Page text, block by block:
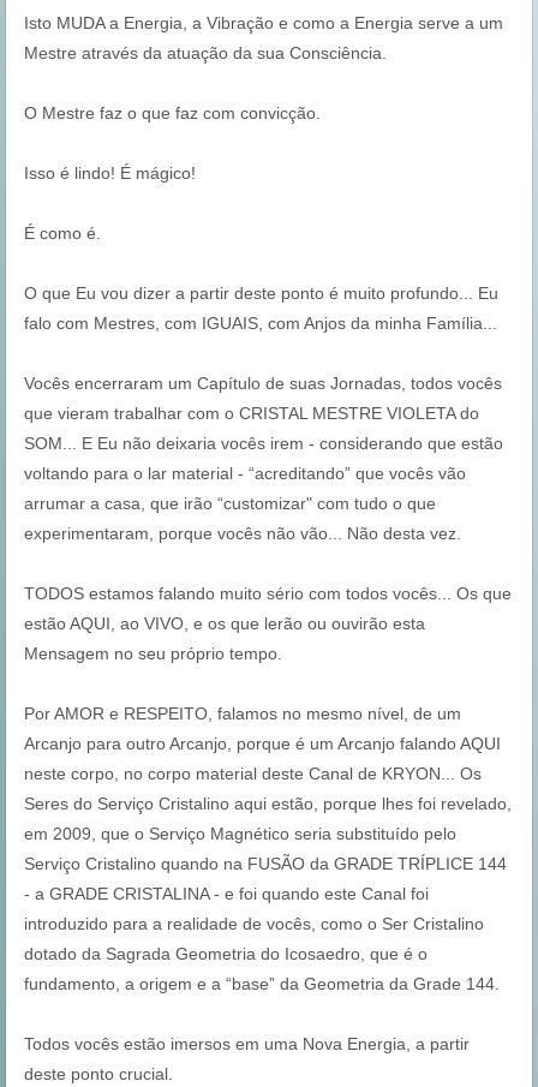
Isto MUDA a Energia, a Vibração e como a Energia serve a um
Mestre através da atuação da sua Consciência.
O Mestre faz o que faz com convicção.
Isso é lindo! É mágico!
É como é.
O que Eu vou dizer a partir deste ponto é muito profundo... Eu
falo com Mestres, com IGUAIS, com Anjos da minha Família...
Vocês encerraram um Capítulo de suas Jornadas, todos vocês
que vieram trabalhar com o CRISTAL MESTRE VIOLETA do
SOM... E Eu não deixaria vocês irem - considerando que estão
voltando para o lar material - “acreditando” que vocês vão
arrumar a casa, que irão “customizar" com tudo o que
experimentaram, porque vocês não vão... Não desta vez.
TODOS estamos falando muito sério com todos vocês... Os que
estão AQUI, ao VIVO, e os que lerão ou ouvirão esta
Mensagem no seu próprio tempo.
Por AMOR e RESPEITO, falamos no mesmo nível, de um
Arcanjo para outro Arcanjo, porque é um Arcanjo falando AQUI
neste corpo, no corpo material deste Canal de KRYON... Os
Seres do Serviço Cristalino aqui estão, porque lhes foi revelado,
em 2009, que o Serviço Magnético seria substituído pelo
Serviço Cristalino quando na FUSÃO da GRADE TRÍPLICE 144
- a GRADE CRISTALINA - e foi quando este Canal foi
introduzido para a realidade de vocês, como o Ser Cristalino
dotado da Sagrada Geometria do Icosaedro, que é o
fundamento, a origem e a “base” da Geometria da Grade 144.
Todos vocês estão imersos em uma Nova Energia, a partir
deste ponto crucial.